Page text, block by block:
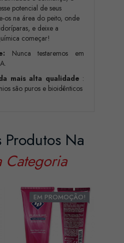
potencial de seus
os na área do peito, onde
e deixe a
começar!
Nunca testaremos em
mais alta qualidade :
são puros e bioidênticos
Produtos Na
Categoria
EM PROMOÇÃO!